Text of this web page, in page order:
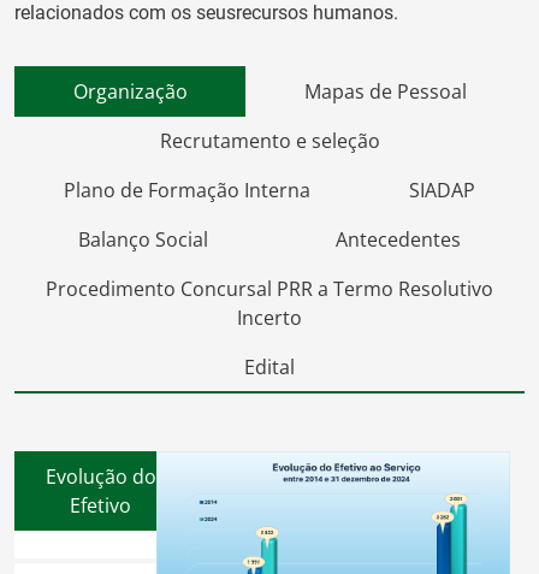
relacionados com os seusrecursos humanos.
Organização
Mapas de Pessoal
Recrutamento e seleção
Plano de Formação Interna
SIADAP
Balanço Social
Antecedentes
Procedimento Concursal PRR a Termo Resolutivo
Incerto
Edital
Evolução do
Efetivo